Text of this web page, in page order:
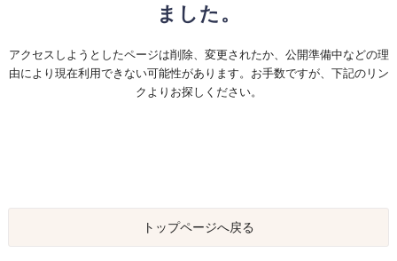
ました。
アクセスしようとしたページは削除、変更されたか、公開準備中などの理
由により現在利用できない可能性があります。お手数ですが、下記のリン
クよりお探しください。
トップページへ戻る